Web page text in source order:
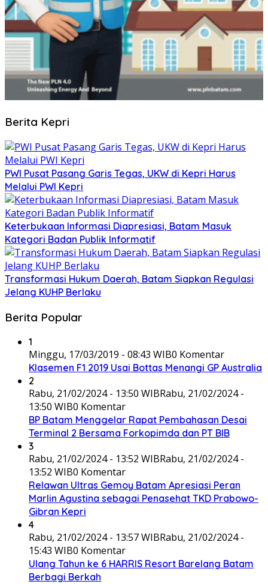
Berita Kepri
PWI Pusat Pasang Garis Tegas, UKW di Kepri Harus
Melalui PWI Kepri
Keterbukaan Informasi Diapresiasi, Batam Masuk
Kategori Badan Publik Informatif
Transformasi Hukum Daerah, Batam Siapkan Regulasi
Jelang KUHP Berlaku
Berita Popular
1
Minggu, 17/03/2019 - 08:43 WIB0 Komentar
Klasemen F1 2019 Usai Bottas Menangi GP Australia
2
Rabu, 21/02/2024 - 13:50 WIBRabu, 21/02/2024 -
13:50 WIB0 Komentar
BP Batam Menggelar Rapat Pembahasan Desai
Terminal 2 Bersama Forkopimda dan PT BIB
3
Rabu, 21/02/2024 - 13:52 WIBRabu, 21/02/2024 -
13:52 WIB0 Komentar
Relawan Ultras Gemoy Batam Apresiasi Peran
Marlin Agustina sebagai Penasehat TKD Prabowo-
Gibran Kepri
4
Rabu, 21/02/2024 - 13:57 WIBRabu, 21/02/2024 -
15:43 WIB0 Komentar
Ulang Tahun ke 6 HARRIS Resort Barelang Batam
Berbagi Berkah